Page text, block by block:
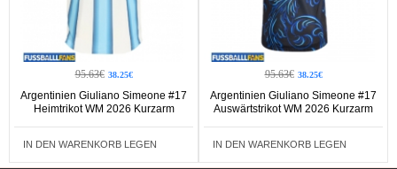
95.63€ 38.25€
Argentinien Giuliano Simeone #17
Heimtrikot WM 2026 Kurzarm
IN DEN WARENKORB LEGEN
95.63€ 38.25€
Argentinien Giuliano Simeone #17
Auswärtstrikot WM 2026 Kurzarm
IN DEN WARENKORB LEGEN